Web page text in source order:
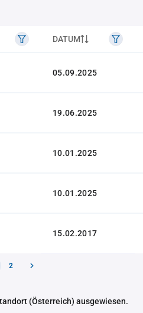
DATUM
05.09.2025
19.06.2025
10.01.2025
10.01.2025
15.02.2017
2
(Österreich) ausgewiesen.